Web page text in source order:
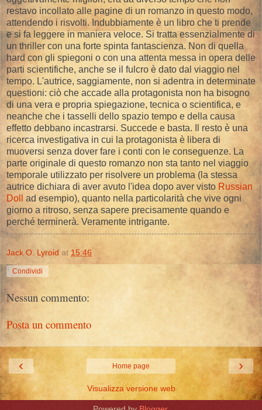
restavo incollato alle pagine di un romanzo in questo modo,
attendendo i risvolti. Indubbiamente è un libro che ti prende
e si fa leggere in maniera veloce. Si tratta essenzialmente di
un thriller con una forte spinta fantascienza. Non di quella
hard con gli spiegoni o con una attenta messa in opera delle
parti scientifiche, anche se il fulcro è dato dal viaggio nel
tempo. L'autrice, saggiamente, non si adentra in determinate
questioni: ciò che accade alla protagonista non ha bisogno
di una vera e propria spiegazione, tecnica o scientifica, e
neanche che i tasselli dello spazio tempo e della causa
effetto debbano incastrarsi. Succede e basta. Il resto è una
ricerca investigativa in cui la protagonista è libera di
muoversi senza dover fare i conti con le conseguenze. La
parte originale di questo romanzo non sta tanto nel viaggio
temporale utilizzato per risolvere un problema (la stessa
autrice dichiara di aver avuto l'idea dopo aver visto Russian
Doll ad esempio), quanto nella particolarità che vive ogni
giorno a ritroso, senza sapere precisamente quando e
perché terminerà. Veramente intrigante.
Jack O. Lyroid at 15:46
Condividi
Nessun commento:
Posta un commento
‹ ›
Home page
Visualizza versione web